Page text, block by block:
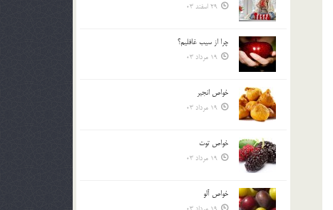
29 اسفند 03
چرا از سيب غافليم؟
19 مرداد 03
خواص انجير
19 مرداد 03
خواص توت
19 مرداد 03
خواص آلو